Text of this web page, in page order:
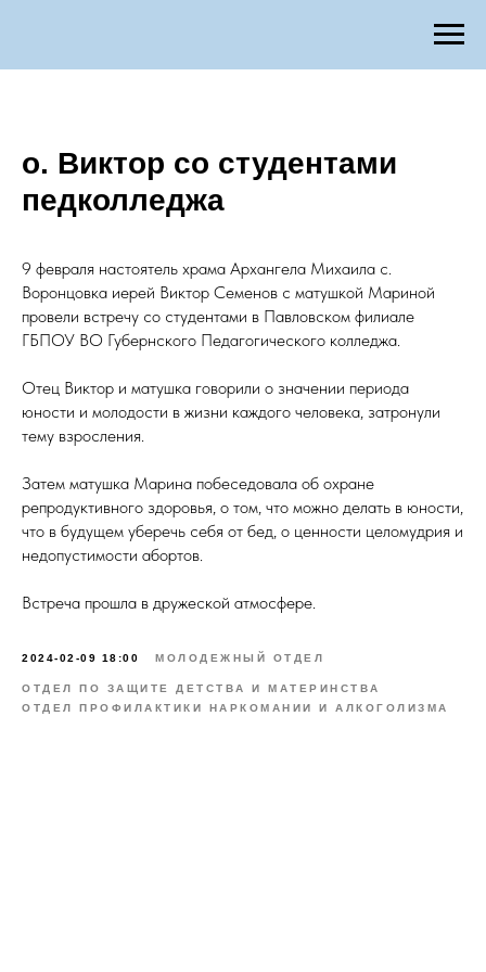
о. Виктор со студентами
педколледжа
9 февраля настоятель храма Архангела Михаила с.
Воронцовка иерей Виктор Семенов с матушкой Мариной
провели встречу со студентами в Павловском филиале
ГБПОУ ВО Губернского Педагогического колледжа.
Отец Виктор и матушка говорили о значении периода
юности и молодости в жизни каждого человека, затронули
тему взросления.
Затем матушка Марина побеседовала об охране
репродуктивного здоровья, о том, что можно делать в юности,
что в будущем уберечь себя от бед, о ценности целомудрия и
недопустимости абортов.
Встреча прошла в дружеской атмосфере.
2024-02-09 18:00 МОЛОДЕЖНЫЙ ОТДЕЛ
ОТДЕЛ ПО ЗАЩИТЕ ДЕТСТВА И МАТЕРИНСТВА
ОТДЕЛ ПРОФИЛАКТИКИ НАРКОМАНИИ И АЛКОГОЛИЗМА